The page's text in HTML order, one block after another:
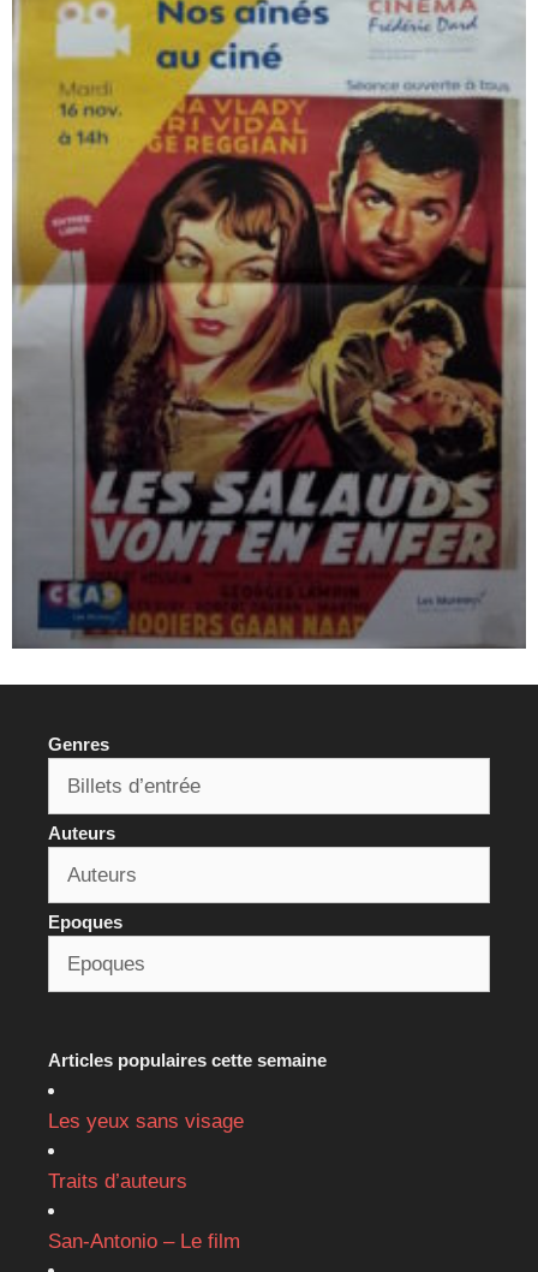
Genres
Auteurs
Epoques
Articles populaires cette semaine
Les yeux sans visage
Traits d’auteurs
San-Antonio – Le film